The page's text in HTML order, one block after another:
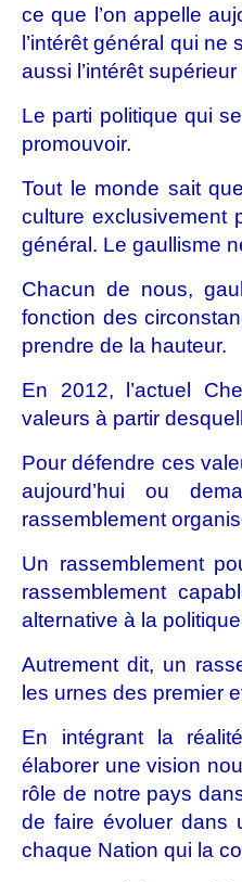
ce que l’on appelle
l’intérêt général qui
aussi l’intérêt
Le parti politique qui
promouvoir.
Tout le monde sait
culture exclusivement
général. Le gaullisme
Chacun de nous,
fonction des
prendre de la hauteur.
En 2012, l’actuel
valeurs à partir
Pour défendre ces
aujourd’hui ou
rassemblement
Un rassemblement
rassemblement
alternative à la
Autrement dit, un
les urnes des premier
En intégrant la
élaborer une vision
rôle de notre pays
de faire évoluer dans
chaque Nation qui la